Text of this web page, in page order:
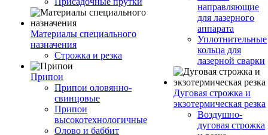
Материалы специального
назначения
Строжка и резка
Припои
Припои оловянно-
свинцовые
Припои
высокотехнологичные
Олово и баббит
направляющие
для лазерного
аппарата
Уплотнительные
кольца для
лазерной сварки
Дуговая строжка и
экзотермическая резка
Воздушно-
дуговая строжка